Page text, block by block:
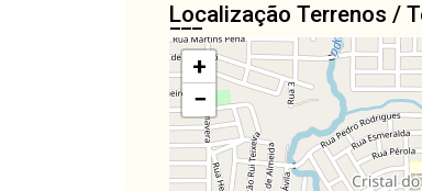
Localização Terrenos /
+
−